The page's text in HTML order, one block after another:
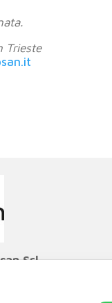
Trieste
Srl